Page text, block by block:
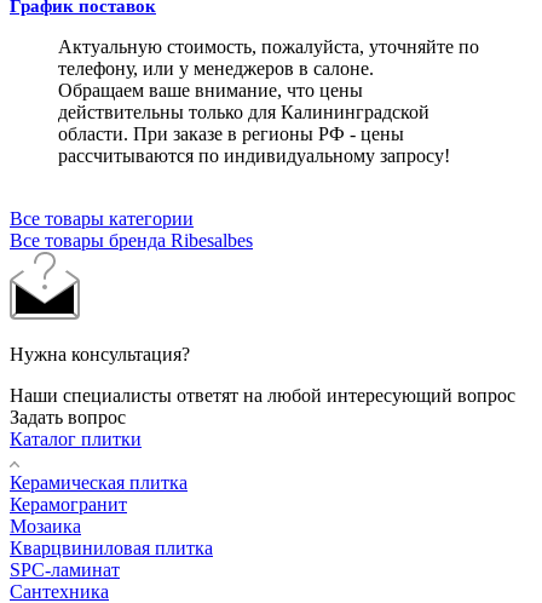
График поставок
Актуальную стоимость, пожалуйста, уточняйте по
телефону, или у менеджеров в салоне.
Обращаем ваше внимание, что цены
действительны только для Калининградской
области. При заказе в регионы РФ - цены
рассчитываются по индивидуальному запросу!
Все товары категории
Все товары бренда Ribesalbes
Нужна консультация?
Наши специалисты ответят на любой интересующий вопрос
Задать вопрос
Каталог плитки
Керамическая плитка
Керамогранит
Мозаика
Кварцвиниловая плитка
SPC-ламинат
Сантехника